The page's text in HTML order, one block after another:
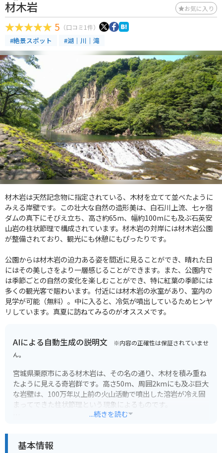
材木岩 お気に入り
5 （口コミ1件）
#絶景スポット #湖｜川｜滝
材木岩は天然記念物に指定されている、木材を立てて並べたように
みえる岸壁です。この壮大な自然の造形美は、白石川上流、七ヶ宿
ダムの真下にそびえ立ち、高さ約65m、幅約100mにも及ぶ石英安
山岩の柱状節理で構成されています。材木岩の対岸には材木岩公園
が整備されており、観光にも休憩にもぴったりです。
公園からは材木岩の迫力ある姿を間近に見ることができ、晴れた日
にはその美しさをより一層感じることができます。また、公園内で
は季節ごとの自然の変化を楽しむことができ、特に紅葉の季節には
多くの観光客で賑わいます。付近には材木岩の氷室があり、室内の
見学が可能（無料）。中に入ると、冷気が噴出しているためヒンヤ
リしています。真夏に訪ねてみるのがオススメです。
AIによる自動生成の説明文 ※内容の正確性は保証されていませ
ん。
宮城県栗原市にある材木岩は、その名の通り、木材を積み重ね
たように見える奇岩群です。高さ50m、周囲2kmにも及ぶ巨大
な岩壁は、100万年以上前の火山活動で噴出した溶岩が冷え固
まってできた柱状節理という現象によるものです。
折々の風景を楽しむことができます。周辺にはキャンプ場や温
...続きを読む
基本情報